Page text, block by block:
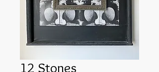
12 Stones